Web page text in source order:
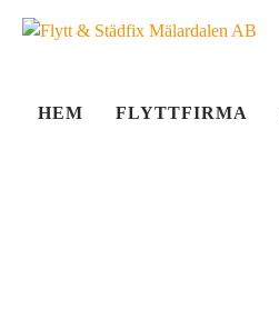
HEM FLYTTFIRMA